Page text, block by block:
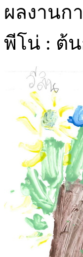
ผลงานก
พีโน่ : ต้